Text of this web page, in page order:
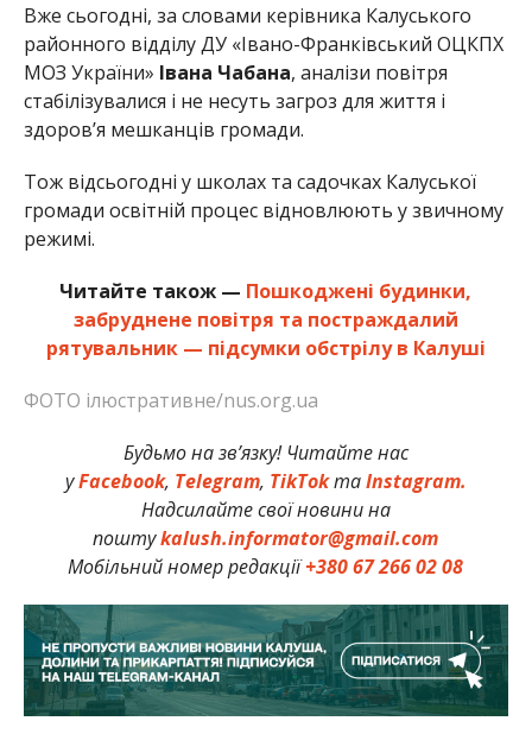
Вже сьогодні, за словами керівника Калуського
районного відділу ДУ «Івано-Франківський ОЦКПХ
МОЗ України» Івана Чабана, аналізи повітря
стабілізувалися і не несуть загроз для життя і
здоров’я мешканців громади.
Тож відсьогодні у школах та садочках Калуської
громади освітній процес відновлюють у звичному
режимі.
Читайте також — Пошкоджені будинки,
забруднене повітря та постраждалий
рятувальник — підсумки обстрілу в Калуші
ФОТО ілюстративне/nus.org.ua
Будьмо на зв’язку! Читайте нас
уFacebook, Telegram, TikTokтаInstagram.
Надсилайте свої новини на
поштуkalush.informator@gmail.com
Мобільний номер редакції+380 67 266 02 08